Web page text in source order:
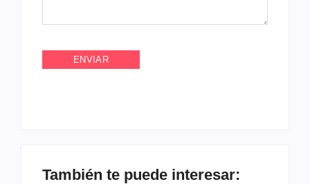
También te puede interesar: